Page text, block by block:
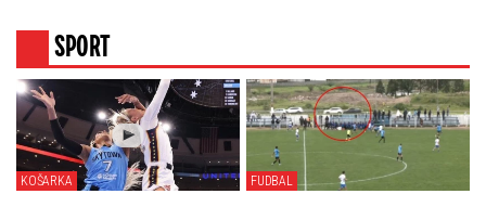
SPORT
KOŠARKA FUDBAL